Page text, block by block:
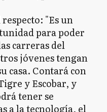
"Es un
para poder
carreras del
jóvenes tengan
casa. Contará con
y Escobar, y
tener se
a la tecnología, el